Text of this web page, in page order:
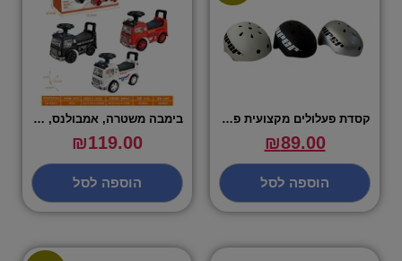
קסדת פעלולים מקצועית פרימיום – VIPER
₪89.00
הוספה לסל
בימבה משטרה, אמבולנס, מכבי אש – מגוון
₪119.00
הוספה לסל